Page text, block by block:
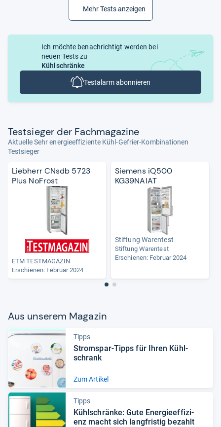
Mehr Tests anzeigen
Ich möchte benachrichtigt werden bei
neuen Tests zu
Kühlschränke
Testalarm abonnieren
Test­sie­ger der Fach­ma­ga­zine
Aktuelle Sehr energieeffiziente Kühl-Gefrier-Kombinationen
Testsieger
Liebherr CNsdb 5723
Plus NoFrost
ETM TESTMAGAZIN
Erschienen: Februar 2024
Siemens iQ500
KG39NAIAT
Stiftung Warentest
Stiftung Warentest
Erschienen: Februar 2024
Aus unse­rem Maga­zin
Tipps
Strom­spar-​Tipps für Ihren Kühl­
schrank
Zum Artikel
Tipps
Kühl­schränke: Gute Ener­gie­ef­fi­zi­
enz macht sich lang­fris­tig bezahlt